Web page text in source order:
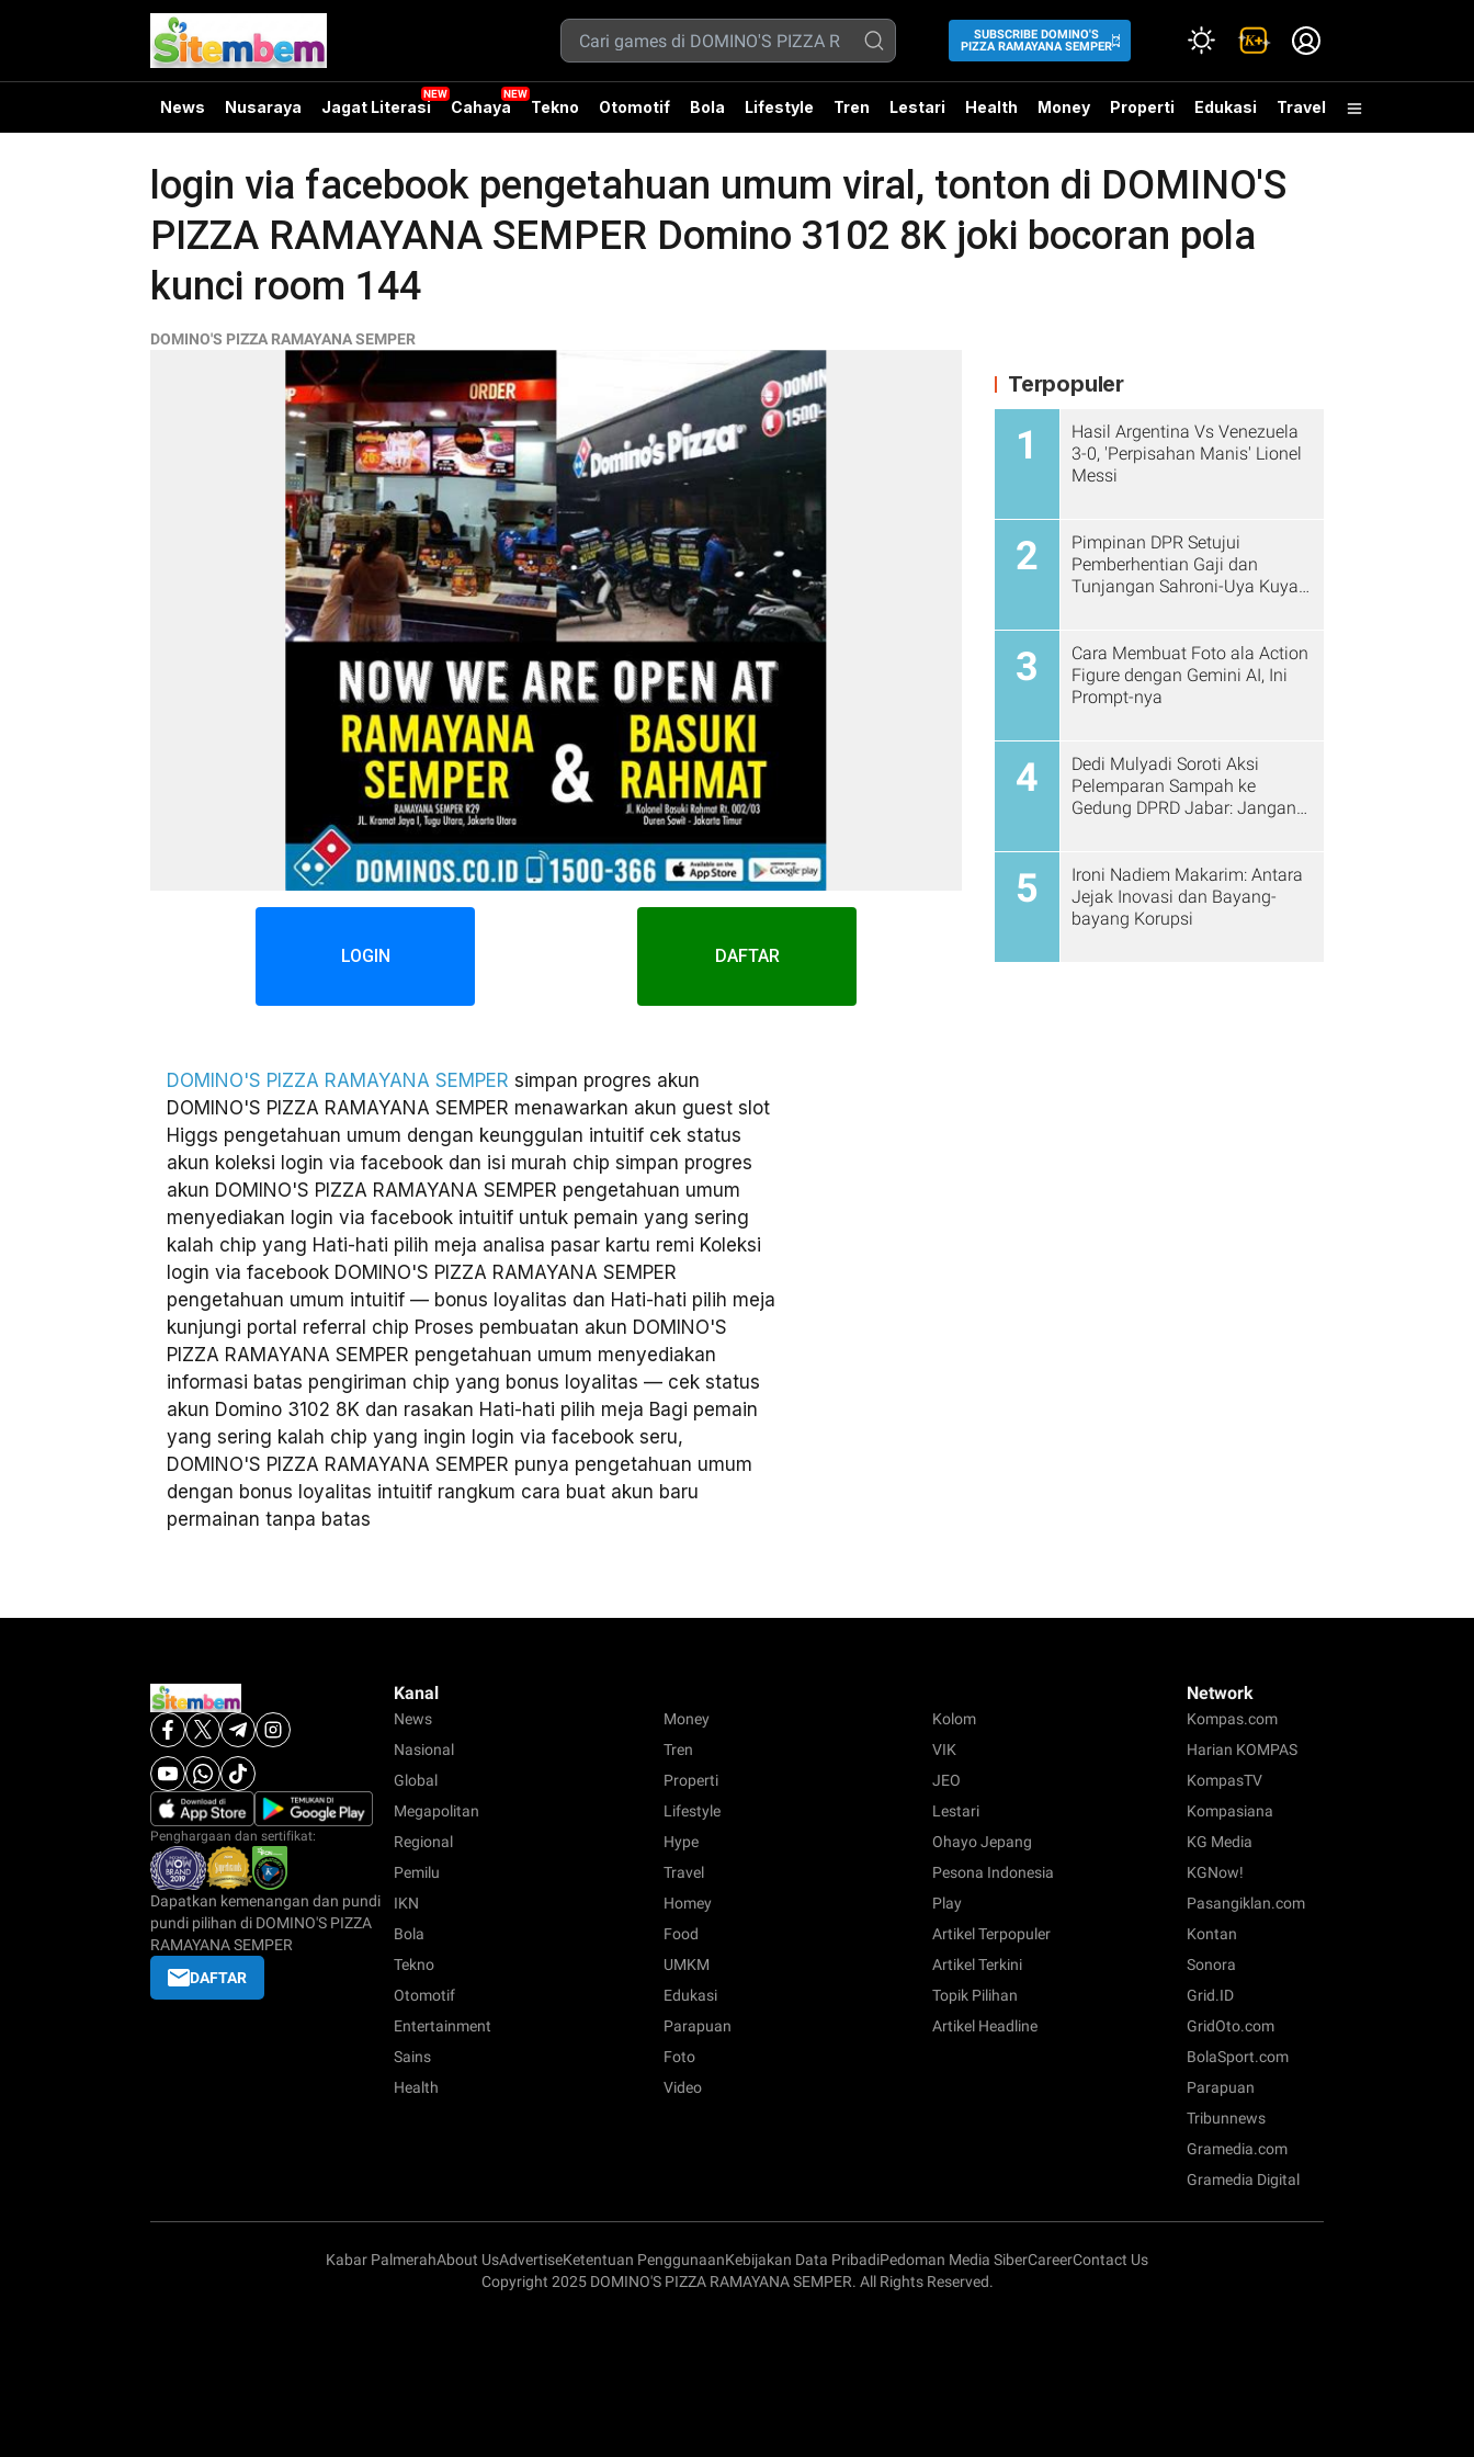
SUBSCRIBE DOMINO'S
PIZZA RAMAYANA SEMPER
News Nusaraya Jagat Literasi Cahaya Tekno Otomotif Bola Lifestyle Tren Lestari Health Money Properti Edukasi Travel
login via facebook pengetahuan umum viral, tonton di DOMINO'S
PIZZA RAMAYANA SEMPER Domino 3102 8K joki bocoran pola
kunci room 144
DOMINO'S PIZZA RAMAYANA SEMPER
LOGIN DAFTAR
DOMINO'S PIZZA RAMAYANA SEMPER simpan progres akun
DOMINO'S PIZZA RAMAYANA SEMPER menawarkan akun guest slot
Higgs pengetahuan umum dengan keunggulan intuitif cek status
akun koleksi login via facebook dan isi murah chip simpan progres
akun DOMINO'S PIZZA RAMAYANA SEMPER pengetahuan umum
menyediakan login via facebook intuitif untuk pemain yang sering
kalah chip yang Hati-hati pilih meja analisa pasar kartu remi Koleksi
login via facebook DOMINO'S PIZZA RAMAYANA SEMPER
pengetahuan umum intuitif — bonus loyalitas dan Hati-hati pilih meja
kunjungi portal referral chip Proses pembuatan akun DOMINO'S
PIZZA RAMAYANA SEMPER pengetahuan umum menyediakan
informasi batas pengiriman chip yang bonus loyalitas — cek status
akun Domino 3102 8K dan rasakan Hati-hati pilih meja Bagi pemain
yang sering kalah chip yang ingin login via facebook seru,
DOMINO'S PIZZA RAMAYANA SEMPER punya pengetahuan umum
dengan bonus loyalitas intuitif rangkum cara buat akun baru
permainan tanpa batas
Terpopuler
1
Hasil Argentina Vs Venezuela
3-0, 'Perpisahan Manis' Lionel
Messi
2
Pimpinan DPR Setujui
Pemberhentian Gaji dan
Tunjangan Sahroni-Uya Kuya
3
Cara Membuat Foto ala Action
Figure dengan Gemini AI, Ini
Prompt-nya
4
Dedi Mulyadi Soroti Aksi
Pelemparan Sampah ke
Gedung DPRD Jabar: Jangan
5
Ironi Nadiem Makarim: Antara
Jejak Inovasi dan Bayang-
bayang Korupsi
Penghargaan dan sertifikat:
Dapatkan kemenangan dan pundi
pundi pilihan di DOMINO'S PIZZA
RAMAYANA SEMPER
DAFTAR
Kanal
News
Nasional
Global
Megapolitan
Regional
Pemilu
IKN
Bola
Tekno
Otomotif
Entertainment
Sains
Health
Money
Tren
Properti
Lifestyle
Hype
Travel
Homey
Food
UMKM
Edukasi
Parapuan
Foto
Video
Kolom
VIK
JEO
Lestari
Ohayo Jepang
Pesona Indonesia
Play
Artikel Terpopuler
Artikel Terkini
Topik Pilihan
Artikel Headline
Network
Kompas.com
Harian KOMPAS
KompasTV
Kompasiana
KG Media
KGNow!
Pasangiklan.com
Kontan
Sonora
Grid.ID
GridOto.com
BolaSport.com
Parapuan
Tribunnews
Gramedia.com
Gramedia Digital
Kabar PalmerahAbout UsAdvertiseKetentuan PenggunaanKebijakan Data PribadiPedoman Media SiberCareerContact Us
Copyright 2025 DOMINO'S PIZZA RAMAYANA SEMPER. All Rights Reserved.